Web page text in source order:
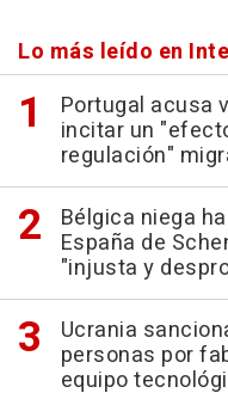
Lo más leído en
Portugal acusa
incitar un
regulación"
Bélgica niega
España de
"injusta y
Ucrania
personas por
equipo